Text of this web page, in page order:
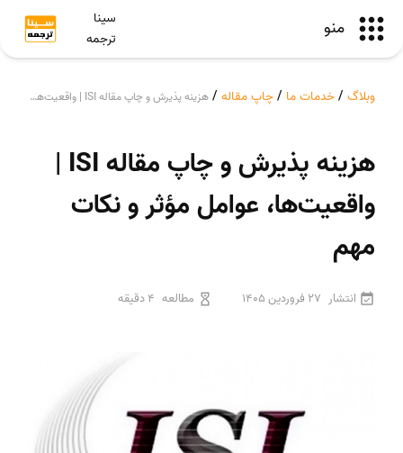
منو
سینا
ترجمه
وبلاگ /خدمات ما /چاپ مقاله / هزینه پذیرش و چاپ مقاله ISI | واقعیت‌ها، عوامل مؤثر و نکات مهم
هزینه پذیرش و چاپ مقاله ISI |
واقعیت‌ها، عوامل مؤثر و نکات
مهم
انتشار 27 فروردین 1405 مطالعه 4 دقیقه